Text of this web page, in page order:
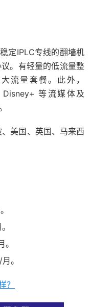
定IPLC专线的翻墙机
。有轻量的低流量整
流量套餐。此外，
等流媒体及
美国、英国、马来西
。
？